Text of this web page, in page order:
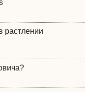
растлении